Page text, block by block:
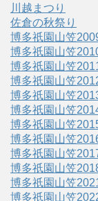
川越まつり
佐倉の秋祭り
博多祇園山笠
博多祇園山笠
博多祇園山笠
博多祇園山笠
博多祇園山笠
博多祇園山笠
博多祇園山笠
博多祇園山笠
博多祇園山笠
博多祇園山笠
博多祇園山笠
博多祇園山笠